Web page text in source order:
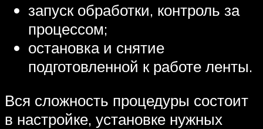
запуск обработки, контроль за
процессом;
остановка и снятие
подготовленной к работе ленты.
Вся сложность процедуры состоит
в настройке, установке нужных